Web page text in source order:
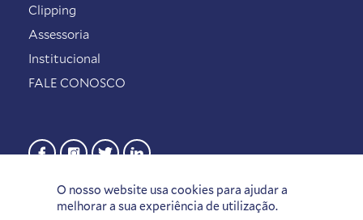
O nosso website usa cookies para ajudar a
melhorar a sua experiência de utilização.
Clipping
Assessoria
Institucional
FALE CONOSCO